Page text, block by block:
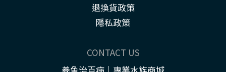
退換貨政策
隱私政策
CONTACT US